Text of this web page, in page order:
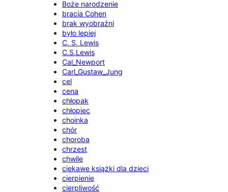
Boże narodzenie
bracia Cohen
brak wyobraźni
było lepiej
C. S. Lewis
C.S.Lewis
Cal_Newport
Carl_Gustaw_Jung
cel
cena
chłopak
chłopiec
choinka
chór
choroba
chrzest
chwile
ciekawe książki dla dzieci
cierpienie
cierpliwość